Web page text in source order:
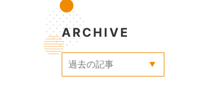
ARCHIVE